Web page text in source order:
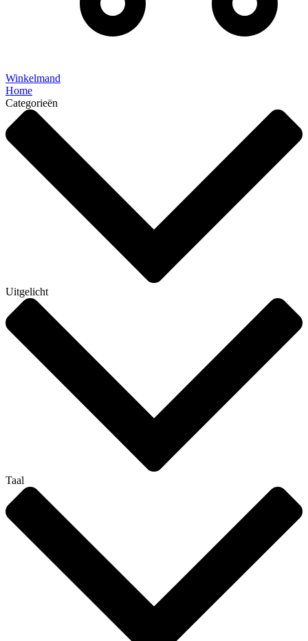
Winkelmand
Home
Categorieën
Uitgelicht
Taal